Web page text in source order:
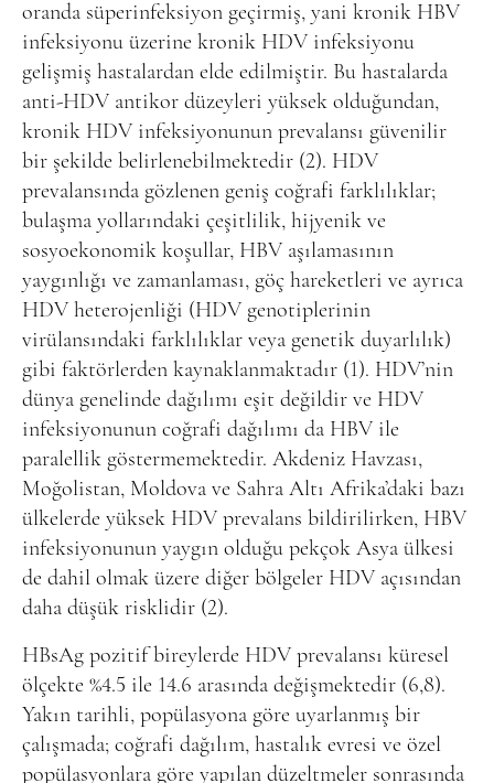
oranda süperinfeksiyon geçirmiş, yani kronik HBV
infeksiyonu üzerine kronik HDV infeksiyonu
gelişmiş hastalardan elde edilmiştir. Bu hastalarda
anti-HDV antikor düzeyleri yüksek olduğundan,
kronik HDV infeksiyonunun prevalansı güvenilir
bir şekilde belirlenebilmektedir (2). HDV
prevalansında gözlenen geniş coğrafi farklılıklar;
bulaşma yollarındaki çeşitlilik, hijyenik ve
sosyoekonomik koşullar, HBV aşılamasının
yaygınlığı ve zamanlaması, göç hareketleri ve ayrıca
HDV heterojenliği (HDV genotiplerinin
virülansındaki farklılıklar veya genetik duyarlılık)
gibi faktörlerden kaynaklanmaktadır (1). HDV’nin
dünya genelinde dağılımı eşit değildir ve HDV
infeksiyonunun coğrafi dağılımı da HBV ile
paralellik göstermemektedir. Akdeniz Havzası,
Moğolistan, Moldova ve Sahra Altı Afrika’daki bazı
ülkelerde yüksek HDV prevalans bildirilirken, HBV
infeksiyonunun yaygın olduğu pekçok Asya ülkesi
de dahil olmak üzere diğer bölgeler HDV açısından
daha düşük risklidir (2).
HBsAg pozitif bireylerde HDV prevalansı küresel
ölçekte %4.5 ile 14.6 arasında değişmektedir (6,8).
Yakın tarihli, popülasyona göre uyarlanmış bir
çalışmada; coğrafi dağılım, hastalık evresi ve özel
popülasyonlara göre yapılan düzeltmeler sonrasında